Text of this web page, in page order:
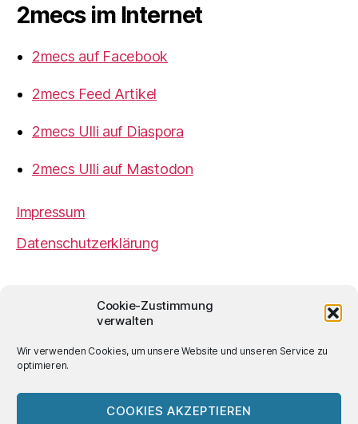
Cookie-Zustimmung
verwalten
Wir verwenden Cookies, um unsere Website und unseren Service zu
optimieren.
COOKIES AKZEPTIEREN
2mecs im Internet
2mecs auf Facebook
2mecs Feed Artikel
2mecs Ulli auf Diaspora
2mecs Ulli auf Mastodon
Impressum
Datenschutzerklärung
Ulrich Würdemannist sofern nicht
anders angegeben lizenziert unter einer
Creative
Lizenz.